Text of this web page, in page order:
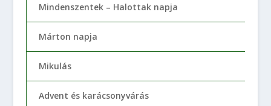
Mindenszentek – Halottak napja
Márton napja
Mikulás
Advent és karácsonyvárás